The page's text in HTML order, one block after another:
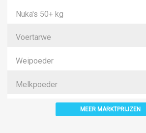
Nuka's 50+ kg
Voertarwe
Weipoeder
Melkpoeder
MEER MARKTPRIJZEN